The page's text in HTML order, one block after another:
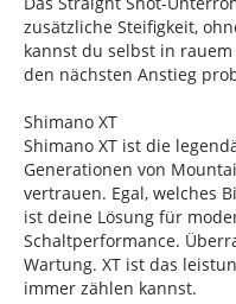
zusätzliche Steifigkeit,
kannst du selbst in
den nächsten Anstieg
Shimano XT
Shimano XT ist die
Generationen von
vertrauen. Egal, welches
ist deine Lösung für
Schaltperformance.
Wartung. XT ist das
immer zählen kannst.